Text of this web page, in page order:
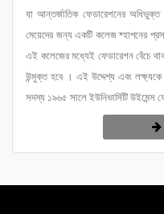
যা আন্তর্জাতিক ফেডারেশনের
মেয়েদের জন্য একটি কলেজ ষ্হাপনের
এই কলেজের মধ্যেই ফেডারেশন বেঁচে
উন্মুক্ত হবে । এই উদ্দেশ্য এবং লক্ষ্যকে
সদস্য ১৯৬৫ সালে ইউনিভার্সিটি উইমেন্স